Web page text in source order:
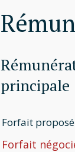
principale
Forfait proposé
Forfait